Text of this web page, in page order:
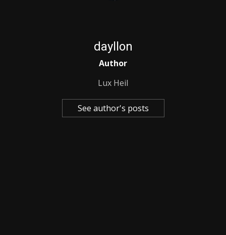
dayllon
Author
Lux Heil
See author's posts